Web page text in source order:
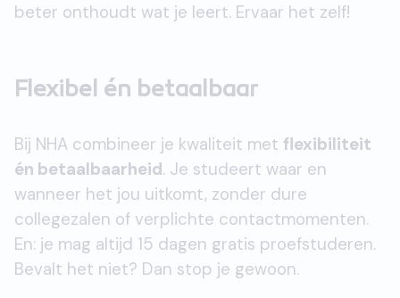
beter onthoudt wat je leert. Ervaar het zelf!
Flexibel én betaalbaar
Bij NHA combineer je kwaliteit met flexibiliteit
én betaalbaarheid. Je studeert waar en
wanneer het jou uitkomt, zonder dure
collegezalen of verplichte contactmomenten.
En: je mag altijd 15 dagen gratis proefstuderen.
Bevalt het niet? Dan stop je gewoon.